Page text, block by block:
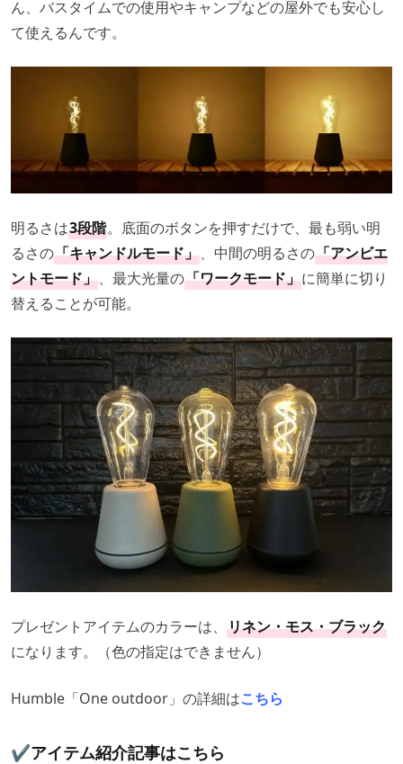
ん、バスタイムでの使用やキャンプなどの屋外でも安心し
て使えるんです。
明るさは3段階。底面のボタンを押すだけで、最も弱い明
るさの「キャンドルモード」、中間の明るさの「アンビエ
ントモード」、最大光量の「ワークモード」に簡単に切り
替えることが可能。
プレゼントアイテムのカラーは、 リネン・モス・ブラック
になります。（色の指定はできません）
Humble「One outdoor」の詳細はこちら
✔️アイテム紹介記事はこちら